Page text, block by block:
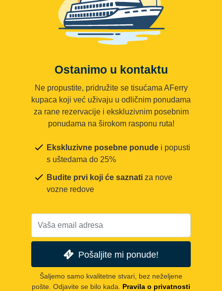
Ostanimo u kontaktu
Ne propustite, pridružite se tisućama AFerry
kupaca koji već uživaju u odličnim ponudama
za rane rezervacije i ekskluzivnim posebnim
ponudama na širokom rasponu ruta!
Ekskluzivne posebne ponude i popusti
s uštedama do 25%
Budite prvi koji će saznati za nove
vozne redove
Pošaljite mi ponude!
Šaljemo samo kvalitetne stvari, bez neželjene
pošte. Odjavite se bilo kada.
Pravila o privatnosti